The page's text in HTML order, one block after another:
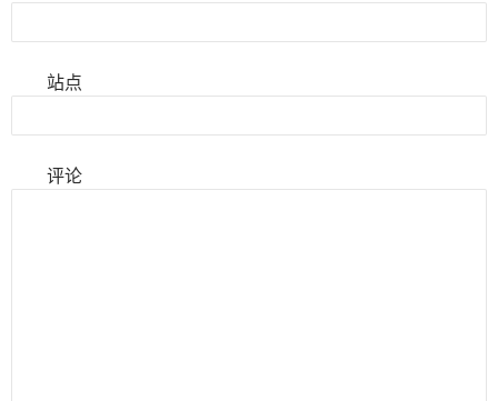
站点
评论